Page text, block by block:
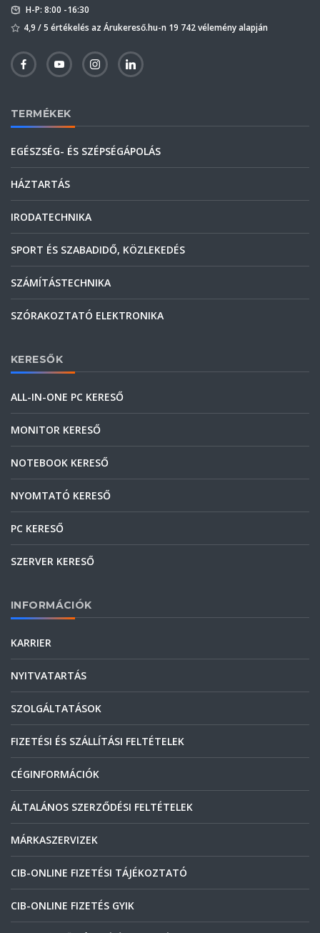
H-P: 8:00 -16:30
4,9 / 5 értékelés az Árukereső.hu-n 19 742 vélemény alapján
TERMÉKEK
EGÉSZSÉG- ÉS SZÉPSÉGÁPOLÁS
HÁZTARTÁS
IRODATECHNIKA
SPORT ÉS SZABADIDŐ, KÖZLEKEDÉS
SZÁMÍTÁSTECHNIKA
SZÓRAKOZTATÓ ELEKTRONIKA
KERESŐK
ALL-IN-ONE PC KERESŐ
MONITOR KERESŐ
NOTEBOOK KERESŐ
NYOMTATÓ KERESŐ
PC KERESŐ
SZERVER KERESŐ
INFORMÁCIÓK
KARRIER
NYITVATARTÁS
SZOLGÁLTATÁSOK
FIZETÉSI ÉS SZÁLLÍTÁSI FELTÉTELEK
CÉGINFORMÁCIÓK
ÁLTALÁNOS SZERZŐDÉSI FELTÉTELEK
MÁRKASZERVIZEK
CIB-ONLINE FIZETÉSI TÁJÉKOZTATÓ
CIB-ONLINE FIZETÉS GYIK